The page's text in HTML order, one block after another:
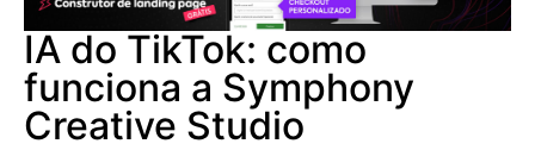
IA do TikTok: como
funciona a Symphony
Creative Studio